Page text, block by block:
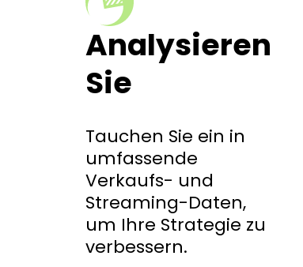
Analysieren
Sie
Tauchen Sie ein in
umfassende
Verkaufs- und
Streaming-Daten,
um Ihre Strategie zu
verbessern.